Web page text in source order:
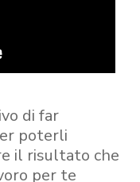
di far
poterli
il risultato che
per te